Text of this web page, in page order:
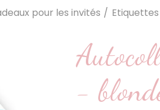
pour les invités Etiquettes
-